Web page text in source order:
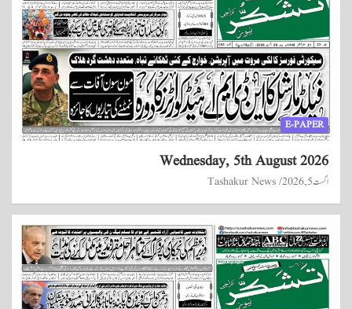
E-PAPER
Wednesday, 5th August 2026
اگست 5, 2026 Tashakur News